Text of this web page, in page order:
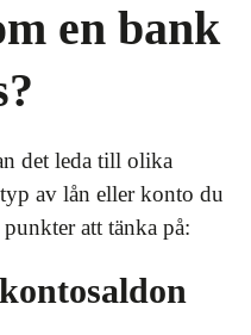
en bank
det leda till olika
av lån eller konto du
att tänka på: